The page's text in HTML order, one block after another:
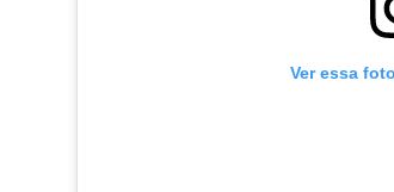
Ver essa